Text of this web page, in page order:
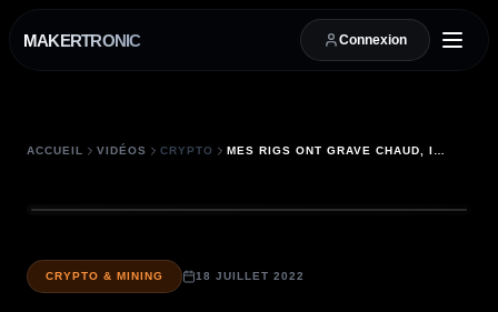
MAKERTRONIC Connexion
ACCUEIL VIDÉOS CRYPTO
CRYPTO & MINING 18 JUILLET 2022